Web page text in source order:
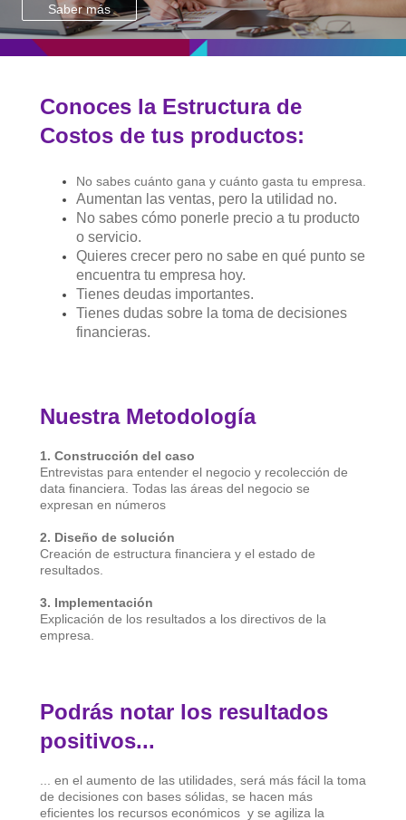
Saber más
Conoces la Estructura de
Costos de tus productos:
No sabes cuánto gana y cuánto gasta tu empresa.
Aumentan las ventas, pero la utilidad no.
No sabes cómo ponerle precio a tu producto
o servicio.
Quieres crecer pero no sabe en qué punto se
encuentra tu empresa hoy.
Tienes deudas importantes.
Tienes dudas sobre la toma de decisiones
financieras.
Nuestra Metodología
1. Construcción del caso
Entrevistas para entender el negocio y recolección de
data financiera. Todas las áreas del negocio se
expresan en números
2. Diseño de solución
Creación de estructura financiera y el estado de
resultados.
3. Implementación
Explicación de los resultados a los directivos de la
empresa.
Podrás notar los resultados
positivos...
... en el aumento de las utilidades, será más fácil la toma
de decisiones con bases sólidas, se hacen más
eficientes los recursos económicos y se agiliza la